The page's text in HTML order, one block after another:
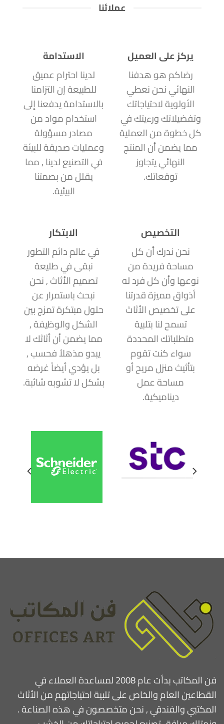
عملائنا
يركز على العميل
رضاكم هو هدفنا
النهائي نحن نعطي
الأولوية لاحتياجاتك
وتفضيلاتك ورءيتك في
كل خطوة من العملية
مما يضمن أن المنتج
النهائي يتجاوز
توقعاتك.
الاستدامة
لدينا احترام عميق
للطبيعة إن التزامنا
بالاستدامة يدفعنا إلى
استخدام مواد من
مصادر مسؤولة
وعمليات صديقة للبيئة
في التصنيع لدينا , مما
يقلل من بصمتنا
البيئية.
التخصيص
نحن ندرك أن كل
مساحة فريدة من
نوعها وأن كل فرد له
أذواق مميزة قدرتنا
على تخصيص الأثاث
تسمح لنا بتلبية
متطلباتك المحددة
سواء كنت تقوم
بتأثيث منزل مريح أو
مساحة عمل
ديناميكية.
الابتكار
في عالم دائم التطور
نبقى في طليعة
تصميم الأثاث , نحن
نبحث باستمرار عن
حلول مبتكرة تمزج بين
الشكل والوظيفة ,
مما يضمن أن أثاثك لا
يبدو مذهلاُ فحسب ,
بل يؤدي أيضاً غرضه
بشكل لا تشوبه شائبة.
فن المكاتب بدأت عام 2008 لمساعدة العملاء في
القطاعين العام والخاص على تلبية احتياجاتهم من الأثاث
المكتبي والفندقي , نحن متخصصون في هذه الصناعة .